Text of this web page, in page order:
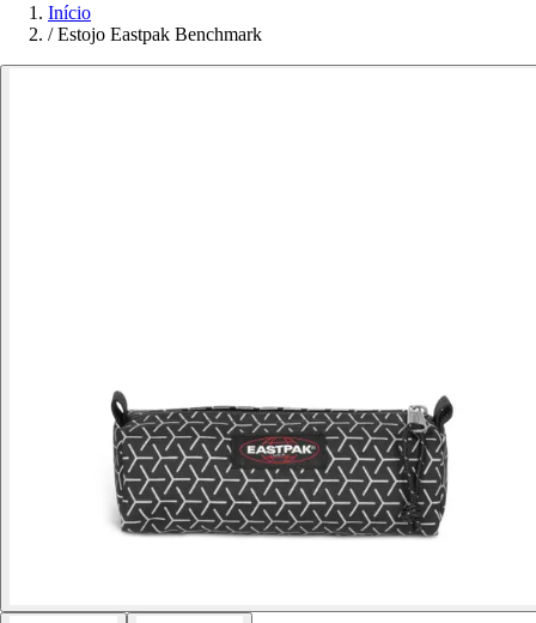
Início
/ Estojo Eastpak Benchmark